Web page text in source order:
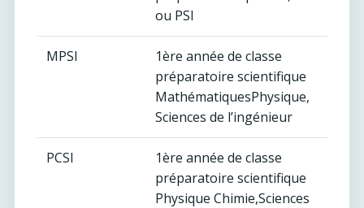
ou PSI
MPSI
1ère année de classe
préparatoire scientifique
MathématiquesPhysique,
Sciences de l’ingénieur
PCSI
1ère année de classe
préparatoire scientifique
Physique Chimie,Sciences